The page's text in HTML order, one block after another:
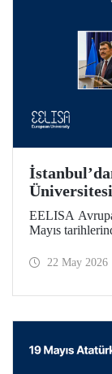
Devri
EELISA
Mayıs
UPM’e geçti.
22 May 2026